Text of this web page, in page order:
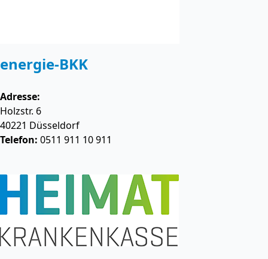
energie-BKK
Adresse:
Holzstr. 6
40221 Düsseldorf
Telefon: 0511 911 10 911